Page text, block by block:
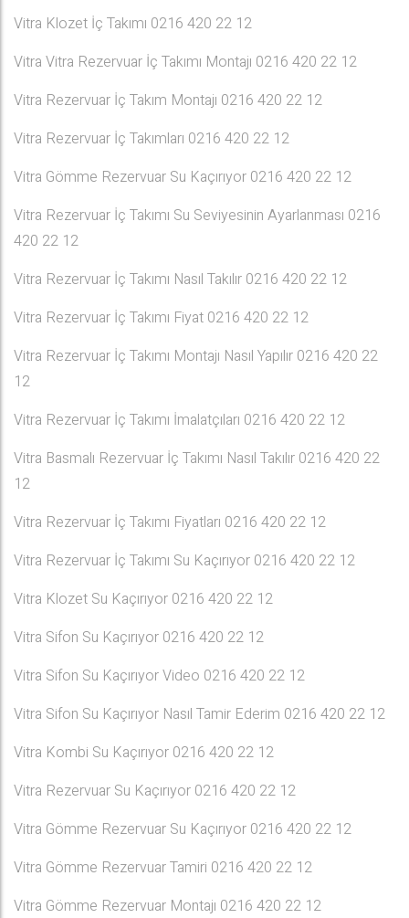
Vitra Klozet İç Takımı 0216 420 22 12
Vitra Vitra Rezervuar İç Takımı Montajı 0216 420 22 12
Vitra Rezervuar İç Takım Montajı 0216 420 22 12
Vitra Rezervuar İç Takımları 0216 420 22 12
Vitra Gömme Rezervuar Su Kaçırıyor 0216 420 22 12
Vitra Rezervuar İç Takımı Su Seviyesinin Ayarlanması 0216
420 22 12
Vitra Rezervuar İç Takımı Nasıl Takılır 0216 420 22 12
Vitra Rezervuar İç Takımı Fiyat 0216 420 22 12
Vitra Rezervuar İç Takımı Montajı Nasıl Yapılır 0216 420 22
12
Vitra Rezervuar İç Takımı İmalatçıları 0216 420 22 12
Vitra Basmalı Rezervuar İç Takımı Nasıl Takılır 0216 420 22
12
Vitra Rezervuar İç Takımı Fiyatları 0216 420 22 12
Vitra Rezervuar İç Takımı Su Kaçırıyor 0216 420 22 12
Vitra Klozet Su Kaçırıyor 0216 420 22 12
Vitra Sifon Su Kaçırıyor 0216 420 22 12
Vitra Sifon Su Kaçırıyor Video 0216 420 22 12
Vitra Sifon Su Kaçırıyor Nasıl Tamir Ederim 0216 420 22 12
Vitra Kombi Su Kaçırıyor 0216 420 22 12
Vitra Rezervuar Su Kaçırıyor 0216 420 22 12
Vitra Gömme Rezervuar Su Kaçırıyor 0216 420 22 12
Vitra Gömme Rezervuar Tamiri 0216 420 22 12
Vitra Gömme Rezervuar Montajı 0216 420 22 12